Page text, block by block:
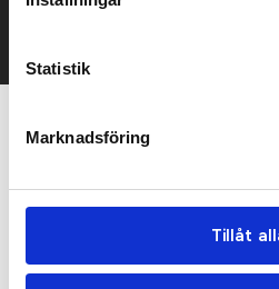
Statistik
Marknadsföring
Tillåt
Relaterade produkter